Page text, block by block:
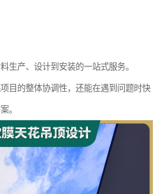
生产、设计到安装的一站式服务。
目的整体协调性，还能在遇到问题时快
。